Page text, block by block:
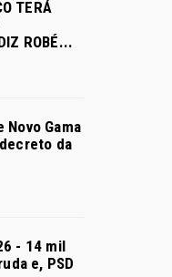
TERÁ
ROBÉ...
Gama
da
- 14 mil
e, PSD